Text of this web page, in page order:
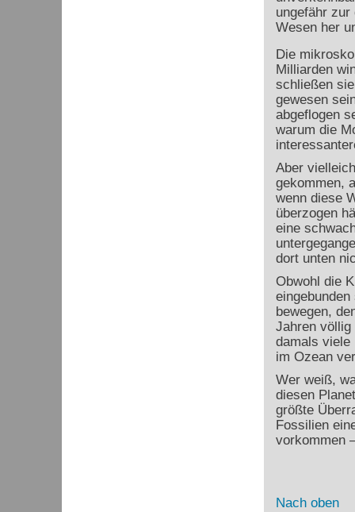
ungefähr
Wesen her
Die
Milliarden
schließen
gewesen
abgeflogen
warum die
Aber
gekommen,
wenn diese
überzogen
eine
dort unten
Obwohl die
bewegen,
Jahren völlig
damals viele
im Ozean
Wer weiß,
diesen
größte
Fossilien
vorkommen
Nach oben